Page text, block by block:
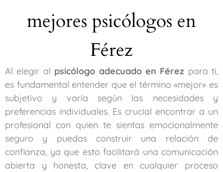
mejores psicólogos en
Férez
Al elegir al psicólogo adecuado en Férez para ti,
es fundamental entender que el término «mejor» es
subjetivo y varía según las necesidades y
preferencias individuales. Es crucial encontrar a un
profesional con quien te sientas emocionalmente
seguro y puedas construir una relación de
confianza, ya que esto facilitará una comunicación
abierta y honesta, clave en cualquier proceso